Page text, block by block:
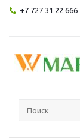
+7 727 31 22 666